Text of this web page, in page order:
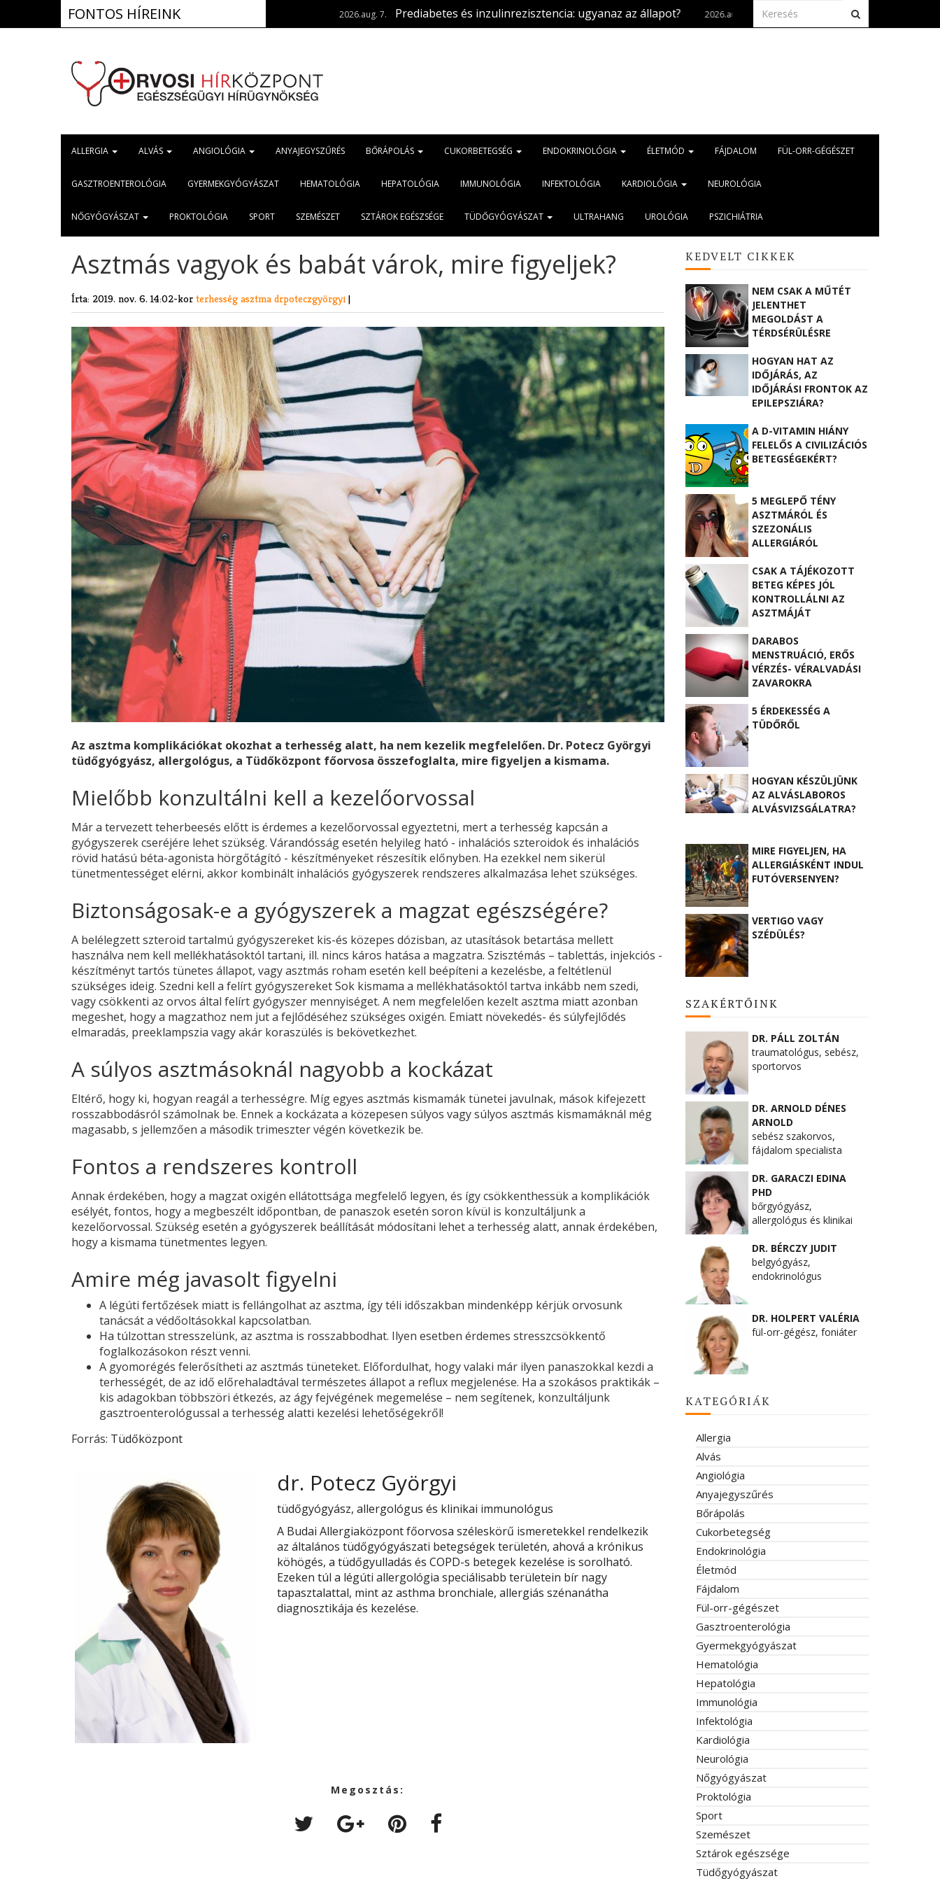
FONTOS HÍREINK Prediabetes és inzulinrezisztencia: ugyanaz az állapot? 2026.aug. 5. Szívbetegség és kánikula: mire kell figyelni?
ALLERGIA ALVÁS ANGIOLÓGIA ANYAJEGYSZŰRÉS BŐRÁPOLÁS CUKORBETEGSÉG ENDOKRINOLÓGIA ÉLETMÓD FÁJDALOM FÜL-ORR-GÉGÉSZET
GASZTROENTEROLÓGIA GYERMEKGYÓGYÁSZAT HEMATOLÓGIA HEPATOLÓGIA IMMUNOLÓGIA INFEKTOLÓGIA KARDIOLÓGIA NEUROLÓGIA
NŐGYÓGYÁSZAT PROKTOLÓGIA SPORT SZEMÉSZET SZTÁROK EGÉSZSÉGE TÜDŐGYÓGYÁSZAT ULTRAHANG UROLÓGIA PSZICHIÁTRIA
Asztmás vagyok és babát várok, mire figyeljek?
Írta: 2019. nov. 6. 14:02-kor terhesség asztma drpoteczgyörgyi |
Az asztma komplikációkat okozhat a terhesség alatt, ha nem kezelik megfelelően. Dr. Potecz Györgyi
tüdőgyógyász, allergológus, a Tüdőközpont főorvosa összefoglalta, mire figyeljen a kismama.
Mielőbb konzultálni kell a kezelőorvossal
Már a tervezett teherbeesés előtt is érdemes a kezelőorvossal egyeztetni, mert a terhesség kapcsán a
gyógyszerek cseréjére lehet szükség. Várandósság esetén helyileg ható - inhalációs szteroidok és inhalációs
rövid hatású béta-agonista hörgőtágító - készítményeket részesítik előnyben. Ha ezekkel nem sikerül
tünetmentességet elérni, akkor kombinált inhalációs gyógyszerek rendszeres alkalmazása lehet szükséges.
Biztonságosak-e a gyógyszerek a magzat egészségére?
A belélegzett szteroid tartalmú gyógyszereket kis-és közepes dózisban, az utasítások betartása mellett
használva nem kell mellékhatásoktól tartani, ill. nincs káros hatása a magzatra. Szisztémás – tablettás, injekciós -
készítményt tartós tünetes állapot, vagy asztmás roham esetén kell beépíteni a kezelésbe, a feltétlenül
szükséges ideig. Szedni kell a felírt gyógyszereket Sok kismama a mellékhatásoktól tartva inkább nem szedi,
vagy csökkenti az orvos által felírt gyógyszer mennyiséget. A nem megfelelően kezelt asztma miatt azonban
megeshet, hogy a magzathoz nem jut a fejlődéséhez szükséges oxigén. Emiatt növekedés- és súlyfejlődés
elmaradás, preeklampszia vagy akár koraszülés is bekövetkezhet.
A súlyos asztmásoknál nagyobb a kockázat
Eltérő, hogy ki, hogyan reagál a terhességre. Míg egyes asztmás kismamák tünetei javulnak, mások kifejezett
rosszabbodásról számolnak be. Ennek a kockázata a közepesen súlyos vagy súlyos asztmás kismamáknál még
magasabb, s jellemzően a második trimeszter végén következik be.
Fontos a rendszeres kontroll
Annak érdekében, hogy a magzat oxigén ellátottsága megfelelő legyen, és így csökkenthessük a komplikációk
esélyét, fontos, hogy a megbeszélt időpontban, de panaszok esetén soron kívül is konzultáljunk a
kezelőorvossal. Szükség esetén a gyógyszerek beállítását módosítani lehet a terhesség alatt, annak érdekében,
hogy a kismama tünetmentes legyen.
Amire még javasolt figyelni
A légúti fertőzések miatt is fellángolhat az asztma, így téli időszakban mindenképp kérjük orvosunk
tanácsát a védőoltásokkal kapcsolatban.
Ha túlzottan stresszelünk, az asztma is rosszabbodhat. Ilyen esetben érdemes stresszcsökkentő
foglalkozásokon részt venni.
A gyomorégés felerősítheti az asztmás tüneteket. Előfordulhat, hogy valaki már ilyen panaszokkal kezdi a
terhességét, de az idő előrehaladtával természetes állapot a reflux megjelenése. Ha a szokásos praktikák –
kis adagokban többszöri étkezés, az ágy fejvégének megemelése – nem segítenek, konzultáljunk
gasztroenterológussal a terhesség alatti kezelési lehetőségekről!
Forrás: Tüdőközpont
dr. Potecz Györgyi
tüdőgyógyász, allergológus és klinikai immunológus
A Budai Allergiaközpont főorvosa széleskörű ismeretekkel rendelkezik
az általános tüdőgyógyászati betegségek területén, ahová a krónikus
köhögés, a tüdőgyulladás és COPD-s betegek kezelése is sorolható.
Ezeken túl a légúti allergológia speciálisabb területein bír nagy
tapasztalattal, mint az asthma bronchiale, allergiás szénanátha
diagnosztikája és kezelése.
Megosztás:
KEDVELT CIKKEK
NEM CSAK A MŰTÉT
JELENTHET
MEGOLDÁST A
TÉRDSÉRÜLÉSRE
HOGYAN HAT AZ
IDŐJÁRÁS, AZ
IDŐJÁRÁSI FRONTOK AZ
EPILEPSZIÁRA?
A D-VITAMIN HIÁNY
FELELŐS A CIVILIZÁCIÓS
BETEGSÉGEKÉRT?
5 MEGLEPŐ TÉNY
ASZTMÁRÓL ÉS
SZEZONÁLIS
ALLERGIÁRÓL
CSAK A TÁJÉKOZOTT
BETEG KÉPES JÓL
KONTROLLÁLNI AZ
ASZTMÁJÁT
DARABOS
MENSTRUÁCIÓ, ERŐS
VÉRZÉS- VÉRALVADÁSI
ZAVAROKRA
5 ÉRDEKESSÉG A
TÜDŐRŐL
HOGYAN KÉSZÜLJÜNK
AZ ALVÁSLABOROS
ALVÁSVIZSGÁLATRA?
MIRE FIGYELJEN, HA
ALLERGIÁSKÉNT INDUL
FUTÓVERSENYEN?
VERTIGO VAGY
SZÉDÜLÉS?
SZAKÉRTŐINK
DR. PÁLL ZOLTÁN
traumatológus, sebész,
sportorvos
DR. ARNOLD DÉNES
ARNOLD
sebész szakorvos,
fájdalom specialista
DR. GARACZI EDINA
PHD
bőrgyógyász,
allergológus és klinikai
DR. BÉRCZY JUDIT
belgyógyász,
endokrinológus
DR. HOLPERT VALÉRIA
fül-orr-gégész, foniáter
KATEGÓRIÁK
Allergia
Alvás
Angiológia
Anyajegyszűrés
Bőrápolás
Cukorbetegség
Endokrinológia
Életmód
Fájdalom
Fül-orr-gégészet
Gasztroenterológia
Gyermekgyógyászat
Hematológia
Hepatológia
Immunológia
Infektológia
Kardiológia
Neurológia
Nőgyógyászat
Proktológia
Sport
Szemészet
Sztárok egészsége
Tüdőgyógyászat